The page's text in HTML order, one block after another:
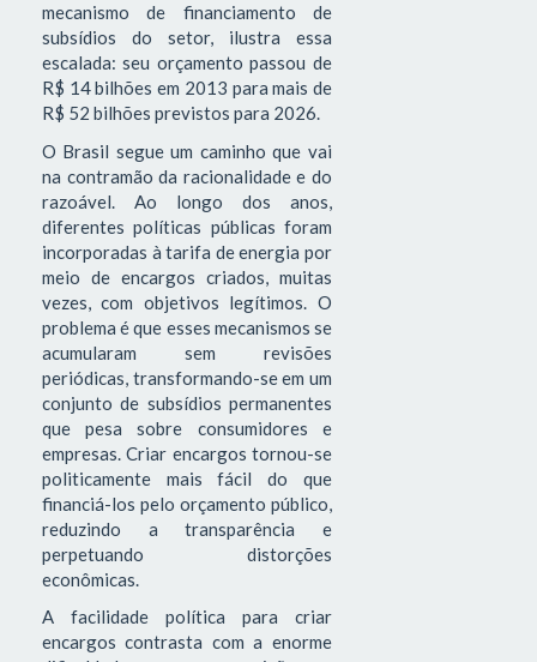
mecanismo de financiamento de
subsídios do setor, ilustra essa
escalada: seu orçamento passou de
R$ 14 bilhões em 2013 para mais de
R$ 52 bilhões previstos para 2026.
O Brasil segue um caminho que vai
na contramão da racionalidade e do
razoável. Ao longo dos anos,
diferentes políticas públicas foram
incorporadas à tarifa de energia por
meio de encargos criados, muitas
vezes, com objetivos legítimos. O
problema é que esses mecanismos se
acumularam sem revisões
periódicas, transformando-se em um
conjunto de subsídios permanentes
que pesa sobre consumidores e
empresas. Criar encargos tornou-se
politicamente mais fácil do que
financiá-los pelo orçamento público,
reduzindo a transparência e
perpetuando distorções
econômicas.
A facilidade política para criar
encargos contrasta com a enorme